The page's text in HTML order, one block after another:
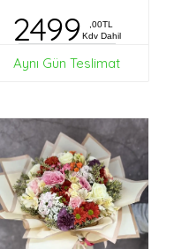
2499
,00TL
Kdv Dahil
Aynı Gün Teslimat